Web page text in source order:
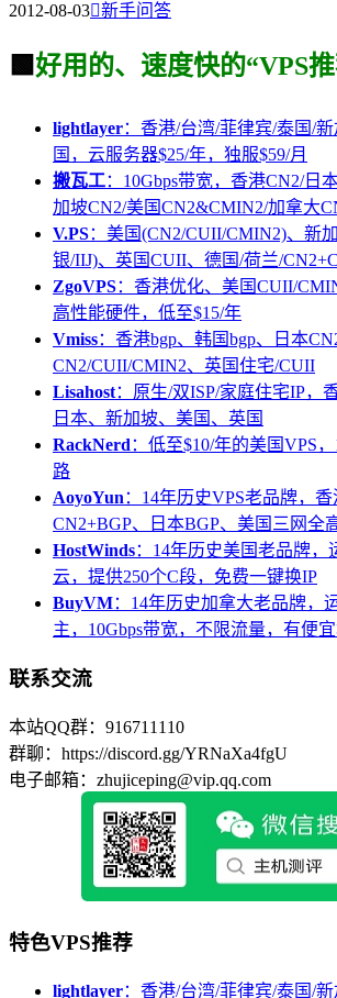
2012-08-03新手问答
🟩 好用的、速度快的“VPS
lightlayer：香港/台湾/菲律宾/泰国/
国，云服务器$25/年，独服$59/月
搬瓦工：10Gbps带宽，香港CN2/日
加坡CN2/美国CN2&CMIN2/加拿大
V.PS：美国(CN2/CUII/CMIN2)、新
银/IIJ)、英国CUII、德国/荷兰/
ZgoVPS：香港优化、美国CUII/
高性能硬件，低至$15/年
Vmiss：香港bgp、韩国bgp、日本
CN2/CUII/CMIN2、英国住宅/CUII
Lisahost：原生/双ISP/家庭住宅IP，
日本、新加坡、美国、英国
RackNerd ：低至$10/年的美国VPS
路
AoyoYun ：14年历史VPS老品牌，
CN2+BGP、日本BGP、美国三网全
HostWinds：14年历史美国老品牌，
云，提供250个C段，免费一键换IP
BuyVM：14年历史加拿大老品牌，
主，10Gbps带宽，不限流量，有便
联系交流
本站QQ群：916711110
群聊：https://discord.gg/YRNaXa4fgU
电子邮箱：zhujiceping@vip.qq.com
特色VPS推荐
lightlayer：香港/台湾/菲律宾/泰国/